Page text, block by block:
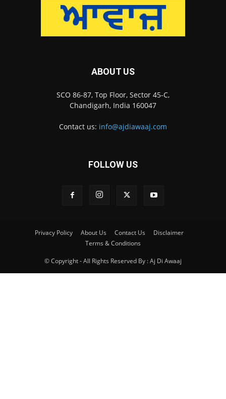
ABOUT US
SCO 86-87, Top Floor, Sector 45-C,
Chandigarh, India 160047
Contact us: info@ajdiawaaj.com
FOLLOW US
Privacy Policy About Us Contact Us
Disclaimer
Terms & Conditions
© Copyright - All Rights Reserved By : Aj Di Awaaj